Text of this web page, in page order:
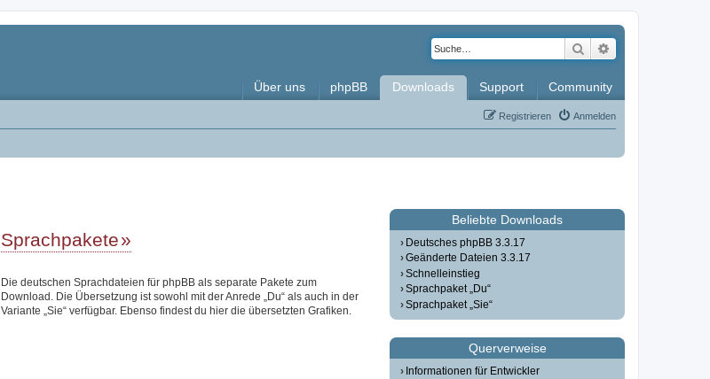
Suche
Über uns phpBB Downloads Support Community
Anmelden
Registrieren
Sprachpakete
Die deutschen Sprachdateien für phpBB als separate Pakete zum
Download. Die Übersetzung ist sowohl mit der Anrede „Du“ als auch in der
Variante „Sie“ verfügbar. Ebenso findest du hier die übersetzten Grafiken.
Beliebte Downloads
Deutsches phpBB 3.3.17
Geänderte Dateien 3.3.17
Schnelleinstieg
Sprachpaket „Du“
Sprachpaket „Sie“
Querverweise
Informationen für Entwickler